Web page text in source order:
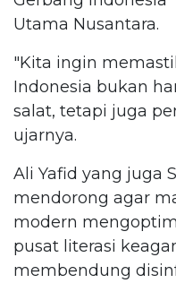
Utama Nusantara.
"Kita ingin
Indonesia bukan
salat, tetapi juga
ujarnya.
Ali Yafid yang juga
mendorong agar
modern
pusat literasi
membendung